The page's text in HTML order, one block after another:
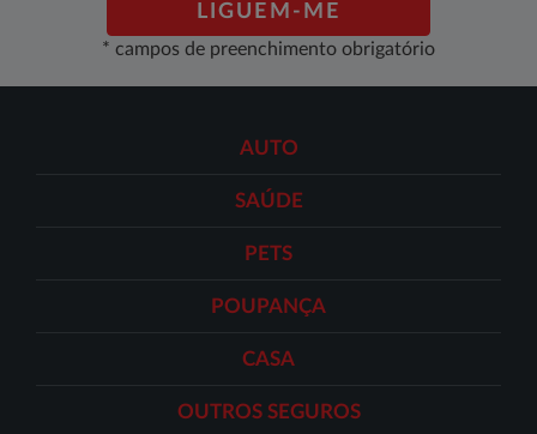
LIGUEM-ME
* campos de preenchimento obrigatório
AUTO
SAÚDE
PETS
POUPANÇA
CASA
OUTROS SEGUROS